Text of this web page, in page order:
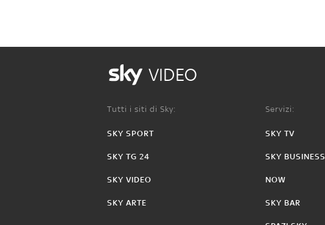
VIDEO
Tutti i siti di Sky:
SKY SPORT
SKY TG 24
SKY VIDEO
SKY ARTE
Servizi:
SKY TV
SKY BUSINESS
NOW
SKY BAR